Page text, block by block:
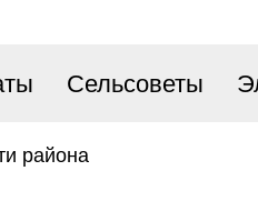
Сельсоветы
района